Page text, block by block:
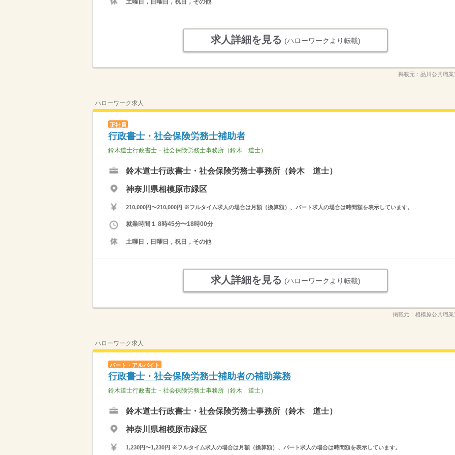
土曜日，日曜日，祝日，その他
求人詳細を見る (ハローワークより転載)
掲載元： 品川公共職
ハローワーク求人
正社員
行政書士・社会保険労務士補助者
鈴木道士行政書士・社会保険労務士事務所（鈴木 道士）
鈴木道士行政書士・社会保険労務士事務所（鈴木 道士）
神奈川県相模原市緑区
210,000円〜210,000円 ※フルタイム求人の場合は月額（換算額）、パート求人の場合は時間額を表示しています。
就業時間１ 8時45分〜18時00分
土曜日，日曜日，祝日，その他
求人詳細を見る (ハローワークより転載)
掲載元： 相模原公共職
ハローワーク求人
パート・アルバイト
行政書士・社会保険労務士補助者の補助業務
鈴木道士行政書士・社会保険労務士事務所（鈴木 道士）
鈴木道士行政書士・社会保険労務士事務所（鈴木 道士）
神奈川県相模原市緑区
1,230円〜1,230円 ※フルタイム求人の場合は月額（換算額）、パート求人の場合は時間額を表示しています。